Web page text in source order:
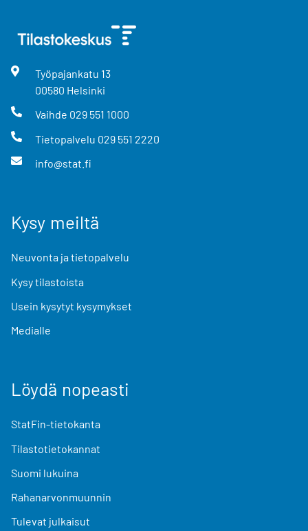
Työpajankatu 13
00580 Helsinki
Vaihde 029 551 1000
Tietopalvelu 029 551 2220
info@stat.fi
Kysy meiltä
Neuvonta ja tietopalvelu
Kysy tilastoista
Usein kysytyt kysymykset
Medialle
Löydä nopeasti
StatFin-tietokanta
Tilastotietokannat
Suomi lukuina
Rahanarvonmuunnin
Tulevat julkaisut